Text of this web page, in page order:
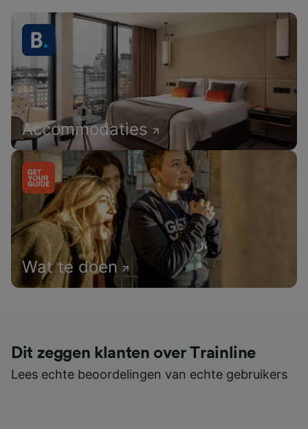
Accommodaties
Wat te doen
Dit zeggen klanten over Trainline
Lees echte beoordelingen van echte gebruikers